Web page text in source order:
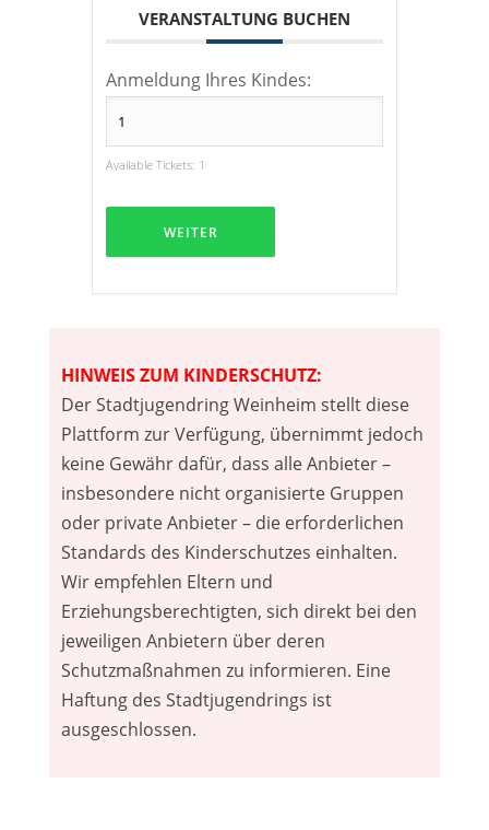
VERANSTALTUNG BUCHEN
Anmeldung Ihres Kindes:
Available Tickets: 1
WEITER
HINWEIS ZUM KINDERSCHUTZ:
Der Stadtjugendring Weinheim stellt diese
Plattform zur Verfügung, übernimmt jedoch
keine Gewähr dafür, dass alle Anbieter –
insbesondere nicht organisierte Gruppen
oder private Anbieter – die erforderlichen
Standards des Kinderschutzes einhalten.
Wir empfehlen Eltern und
Erziehungsberechtigten, sich direkt bei den
jeweiligen Anbietern über deren
Schutzmaßnahmen zu informieren. Eine
Haftung des Stadtjugendrings ist
ausgeschlossen.